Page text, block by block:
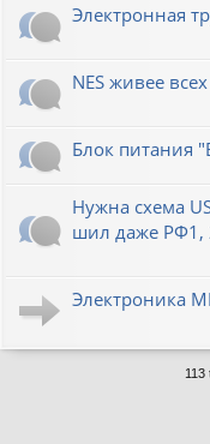
Электронная
NES живее
Блок питания
Нужна схема
шил даже РФ1,
Электроника
113